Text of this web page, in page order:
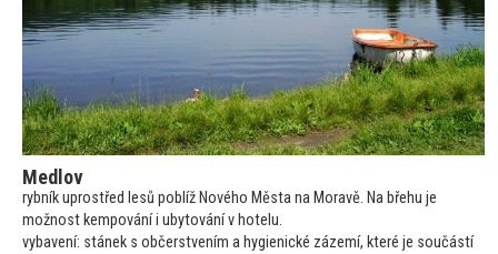
Medlov
rybník uprostřed lesů poblíž Nového Města na Moravě. Na břehu je
možnost kempování i ubytování v hotelu.
vybavení: stánek s občerstvením a hygienické zázemí, které je součástí